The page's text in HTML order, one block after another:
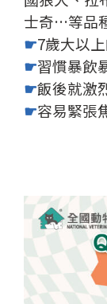
士奇…等品
☛7歲大以
☛習慣暴飲
☛飯後就激
☛容易緊張